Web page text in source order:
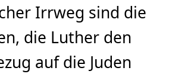
Irrweg sind die
die Luther den
auf die Juden